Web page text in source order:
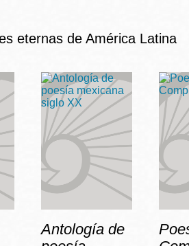
eternas de América Latina
Antología de